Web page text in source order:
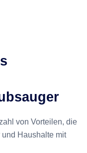
von Vorteilen, die
und Haushalte mit